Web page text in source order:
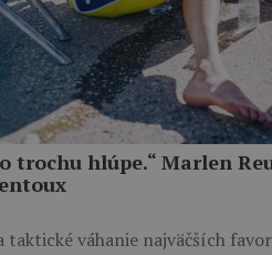
trochu hlúpe.“ Marlen
taktické váhanie najväčších